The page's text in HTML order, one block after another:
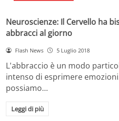
Neuroscienze: Il Cervello ha
abbracci al giorno
Flash News 5 Luglio 2018
L'abbraccio è un modo
intenso di esprimere
possiamo…
Leggi di più